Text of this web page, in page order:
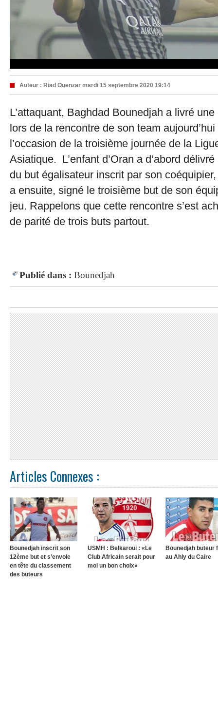
Auteur : Riad Ouenzar mardi 15 septembre 2020 19:14
L’attaquant, Baghdad Bounedjah a livré
lors de la rencontre de son team
l’occasion de la troisième journée de la
Asiatique. L’enfant d’Oran a d’abord
du but égalisateur inscrit par son
a ensuite, signé le troisième but de son
jeu. Rappelons que cette rencontre s’est
de parité de trois buts partout.
Publié dans : Bounedjah
Articles Connexes :
Bounedjah inscrit son
12ème but et s’envole
en tête du classement
des buteurs
USMH : Belkaroui : «Le
Club Africain serait pour
moi un bon choix»
Bounedjah buteur
au Ahly du Caire